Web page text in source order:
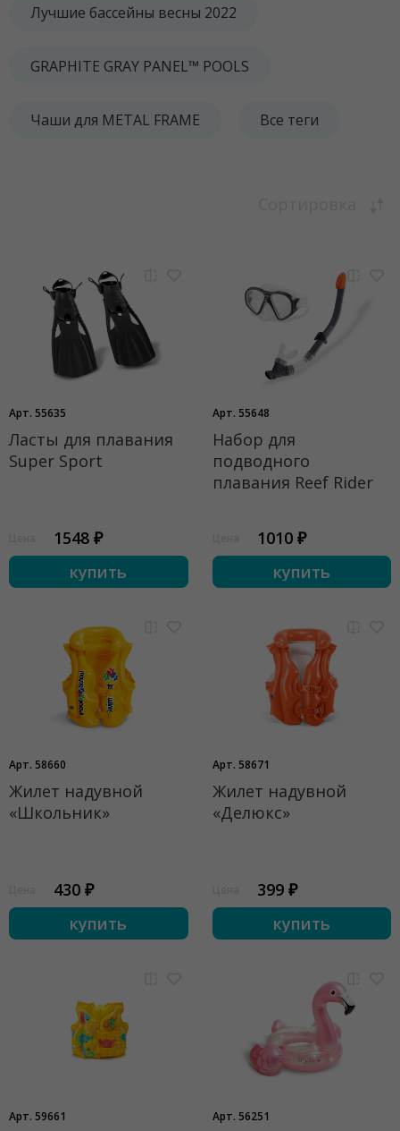
Лучшие бассейны весны 2022
GRAPHITE GRAY PANEL™ POOLS
Чаши для METAL FRAME Все теги
Арт. 55635
Ласты для плавания
Super Sport
1548 ₽
купить
Арт. 55648
Набор для
подводного
плавания Reef Rider
1010 ₽
купить
Арт. 58660
Жилет надувной
«Школьник»
430 ₽
купить
Арт. 58671
Жилет надувной
«Делюкс»
399 ₽
купить
Арт. 59661 Арт. 56251